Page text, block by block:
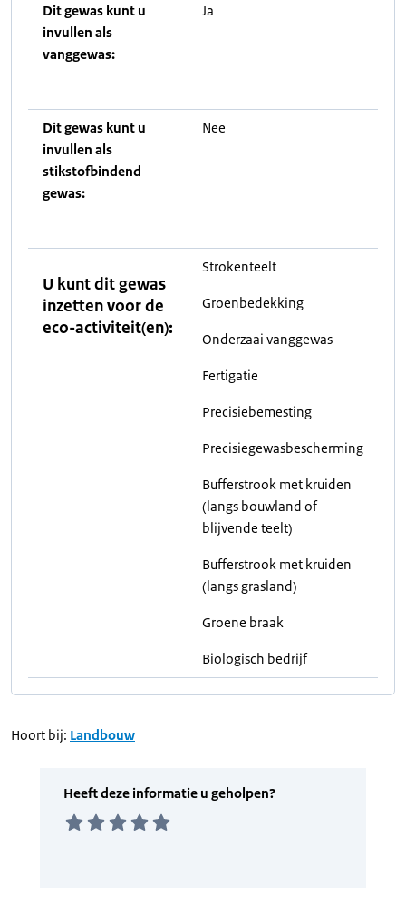
Dit gewas kunt u
invullen als
vanggewas:
Ja
Dit gewas kunt u
invullen als
stikstofbindend
gewas:
Nee
U kunt dit gewas
inzetten voor de
eco-activiteit(en):
Strokenteelt
Groenbedekking
Onderzaai vanggewas
Fertigatie
Precisiebemesting
Precisiegewasbescherming
Bufferstrook met kruiden
(langs bouwland of
blijvende teelt)
Bufferstrook met kruiden
(langs grasland)
Groene braak
Biologisch bedrijf
Hoort bij: Landbouw